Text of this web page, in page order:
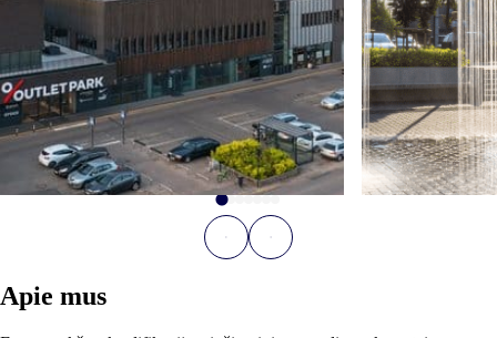
Apie mus